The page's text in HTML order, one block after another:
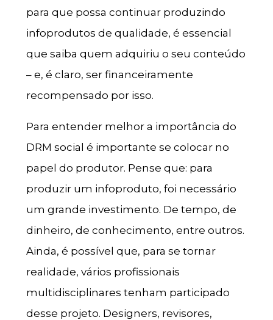
para que possa continuar produzindo
infoprodutos de qualidade, é essencial
que saiba quem adquiriu o seu conteúdo
– e, é claro, ser financeiramente
recompensado por isso.
Para entender melhor a importância do
DRM social é importante se colocar no
papel do produtor. Pense que: para
produzir um infoproduto, foi necessário
um grande investimento. De tempo, de
dinheiro, de conhecimento, entre outros.
Ainda, é possível que, para se tornar
realidade, vários profissionais
multidisciplinares tenham participado
desse projeto. Designers, revisores,